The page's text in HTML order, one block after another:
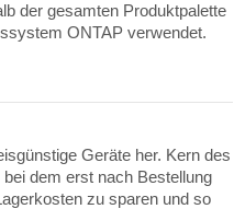
der gesamten Produktpalette
ONTAP verwendet.
Geräte her. Kern des
dem erst nach Bestellung
zu sparen und so